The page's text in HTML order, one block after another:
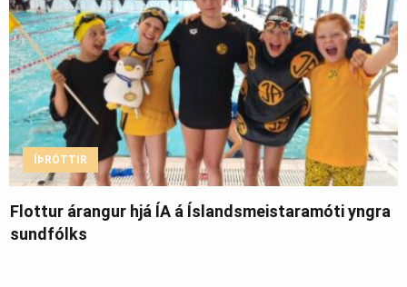
ÍÞRÓTTIR
Flottur árangur hjá ÍA á Íslandsmeistaramóti yngra
sundfólks